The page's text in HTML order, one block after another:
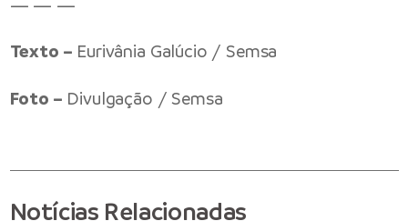
— — —
Texto – Eurivânia Galúcio / Semsa
Foto – Divulgação / Semsa
Notícias Relacionadas